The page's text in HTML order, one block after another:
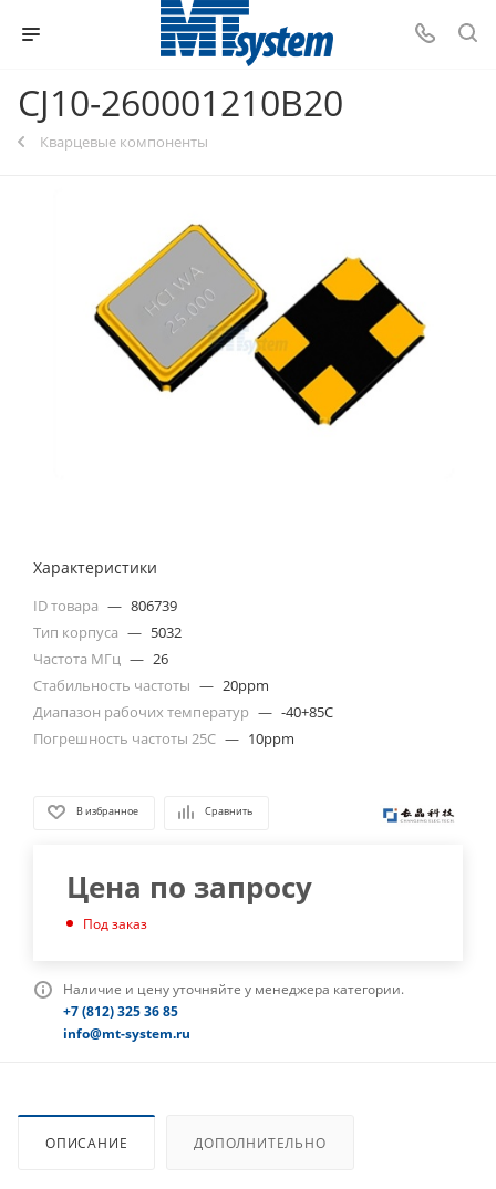
CJ10-260001210B20
Кварцевые компоненты
Характеристики
ID товара — 806739
Тип корпуса — 5032
Частота МГц — 26
Стабильность частоты — 20ppm
Диапазон рабочих температур — -40+85C
Погрешность частоты 25С — 10ppm
В избранное Сравнить
Цена по запросу
Под заказ
Наличие и цену уточняйте у менеджера категории.
+7 (812) 325 36 85
info@mt-system.ru
ОПИСАНИЕ ДОПОЛНИТЕЛЬНО